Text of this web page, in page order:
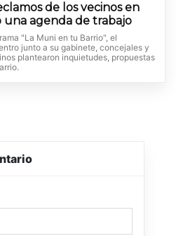
de los vecinos en
una agenda de trabajo
"La Muni en tu Barrio", el
junto a su gabinete, concejales y
plantearon inquietudes, propuestas